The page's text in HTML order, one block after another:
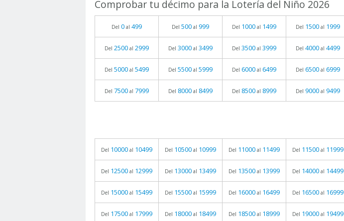
Comprobar tu décimo para la Lotería del Niño 2026
Del 0 al 499 Del 500 al 999 Del 1000 al 1499 Del 1500 al 1999
Del 2500 al 2999 Del 3000 al 3499 Del 3500 al 3999 Del 4000 al 4499
Del 5000 al 5499 Del 5500 al 5999 Del 6000 al 6499 Del 6500 al 6999
Del 7500 al 7999 Del 8000 al 8499 Del 8500 al 8999 Del 9000 al 9499
Del 10000 al 10499 Del 10500 al 10999 Del 11000 al 11499 Del 11500 al 11999
Del 12500 al 12999 Del 13000 al 13499 Del 13500 al 13999 Del 14000 al 14499
Del 15000 al 15499 Del 15500 al 15999 Del 16000 al 16499 Del 16500 al 16999
Del 17500 al 17999 Del 18000 al 18499 Del 18500 al 18999 Del 19000 al 19499